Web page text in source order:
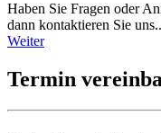
Haben Sie Fragen oder
dann kontaktieren Sie
Weiter
Termin